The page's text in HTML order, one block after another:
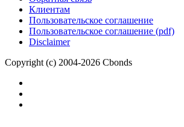
Клиентам
Пользовательское соглашение
Пользовательское соглашение (pdf)
Disclaimer
Copyright (c) 2004-2026 Cbonds